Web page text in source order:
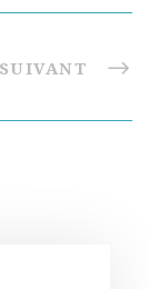
SUIVANT